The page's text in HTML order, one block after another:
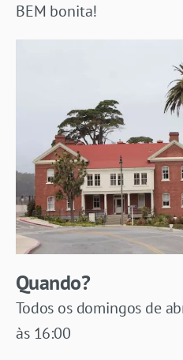
BEM bonita!
Quando?
Todos os domingos de
às 16:00